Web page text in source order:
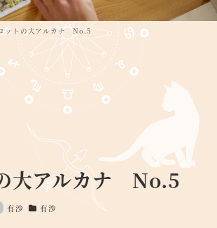
ットの大アルカナ No.5
大アルカナ No.5
有沙
カテゴリー
有沙